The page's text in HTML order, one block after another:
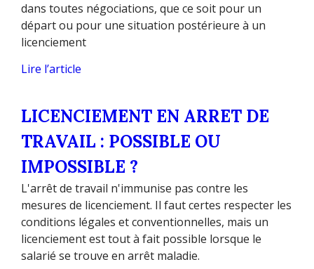
dans toutes négociations, que ce soit pour un
départ ou pour une situation postérieure à un
licenciement
Lire l’article
LICENCIEMENT EN ARRET DE
TRAVAIL : POSSIBLE OU
IMPOSSIBLE ?
L'arrêt de travail n'immunise pas contre les
mesures de licenciement. Il faut certes respecter les
conditions légales et conventionnelles, mais un
licenciement est tout à fait possible lorsque le
salarié se trouve en arrêt maladie.